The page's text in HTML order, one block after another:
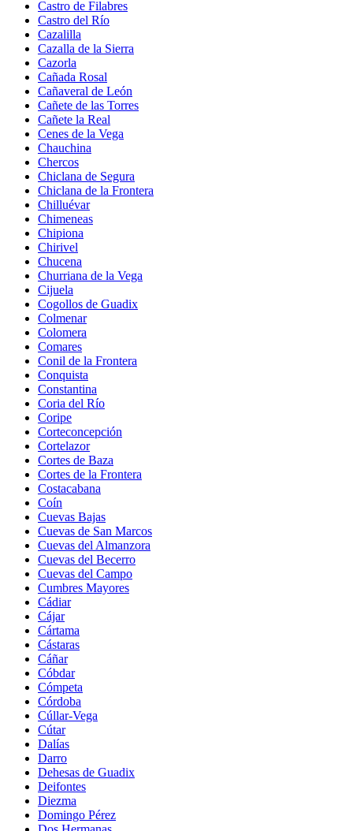
Castro de Filabres
Castro del Río
Cazalilla
Cazalla de la Sierra
Cazorla
Cañada Rosal
Cañaveral de León
Cañete de las Torres
Cañete la Real
Cenes de la Vega
Chauchina
Chercos
Chiclana de Segura
Chiclana de la Frontera
Chilluévar
Chimeneas
Chipiona
Chirivel
Chucena
Churriana de la Vega
Cijuela
Cogollos de Guadix
Colmenar
Colomera
Comares
Conil de la Frontera
Conquista
Constantina
Coria del Río
Coripe
Corteconcepción
Cortelazor
Cortes de Baza
Cortes de la Frontera
Costacabana
Coín
Cuevas Bajas
Cuevas de San Marcos
Cuevas del Almanzora
Cuevas del Becerro
Cuevas del Campo
Cumbres Mayores
Cádiar
Cájar
Cártama
Cástaras
Cáñar
Cóbdar
Cómpeta
Córdoba
Cúllar-Vega
Cútar
Dalías
Darro
Dehesas de Guadix
Deifontes
Diezma
Domingo Pérez